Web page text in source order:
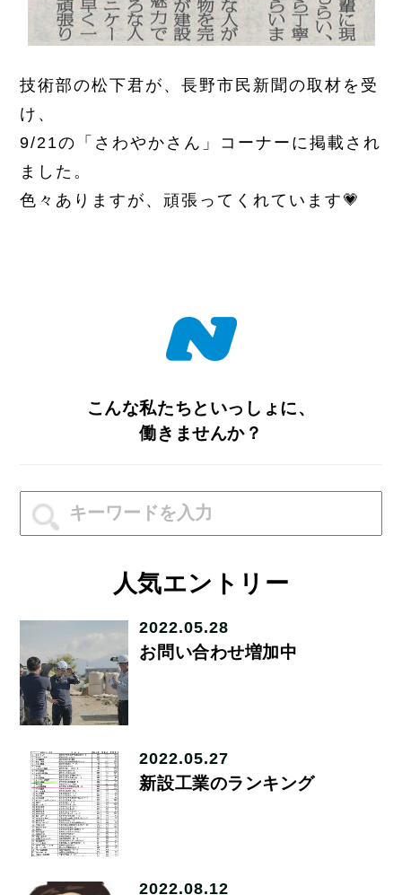
技術部の松下君が、長野市民新聞の取材を受
け、
9/21の「さわやかさん」コーナーに掲載され
ました。
色々ありますが、頑張ってくれています💗
こんな私たちといっしょに、
働きませんか？
人気エントリー
2022.05.28
お問い合わせ増加中
2022.05.27
新設工業のランキング
2022.08.12